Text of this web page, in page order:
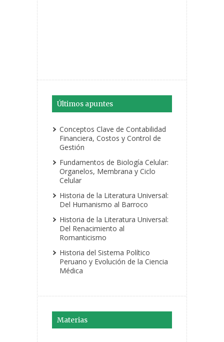
Últimos apuntes
Conceptos Clave de Contabilidad
Financiera, Costos y Control de
Gestión
Fundamentos de Biología Celular:
Organelos, Membrana y Ciclo
Celular
Historia de la Literatura Universal:
Del Humanismo al Barroco
Historia de la Literatura Universal:
Del Renacimiento al
Romanticismo
Historia del Sistema Político
Peruano y Evolución de la Ciencia
Médica
Materias